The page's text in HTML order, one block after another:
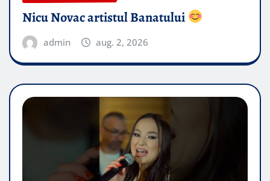
Nicu Novac artistul Banatului
admin aug. 2, 2026